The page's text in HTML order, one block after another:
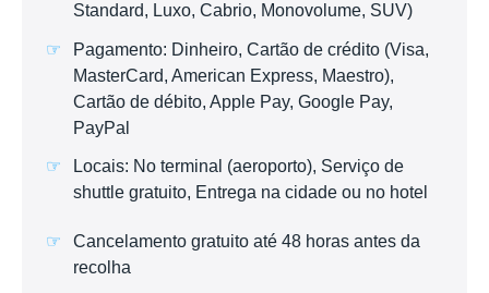
Standard, Luxo, Cabrio, Monovolume, SUV)
Pagamento: Dinheiro, Cartão de crédito (Visa,
MasterCard, American Express, Maestro),
Cartão de débito, Apple Pay, Google Pay,
PayPal
Locais: No terminal (aeroporto), Serviço de
shuttle gratuito, Entrega na cidade ou no hotel
Cancelamento gratuito até 48 horas antes da
recolha